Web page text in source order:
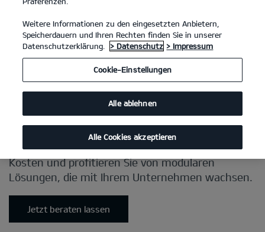
Weitere Informationen zu den eingesetzten Anbietern,
Speicherdauern und Ihren Rechten finden Sie in unserer
Datenschutzerklärung.
> Datenschutz > Impressum
Cookie-Einstellungen
Alle ablehnen
Alle Cookies akzeptieren